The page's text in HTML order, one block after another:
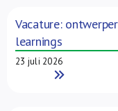
FR
Vacature:
learnings
23 juli 2026
Read More